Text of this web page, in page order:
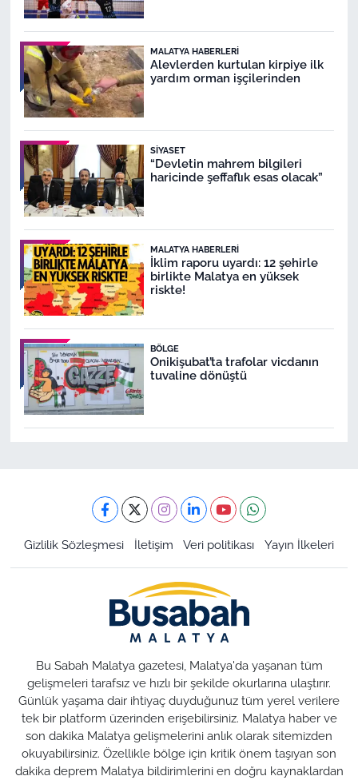
MALATYA HABERLERI
Alevlerden kurtulan kirpiye ilk
yardım orman işçilerinden
SIYASET
“Devletin mahrem bilgileri
haricinde şeffaflık esas olacak”
MALATYA HABERLERI
İklim raporu uyardı: 12 şehirle
birlikte Malatya en yüksek
riskte!
BÖLGE
Onikişubat’ta trafolar vicdanın
tuvaline dönüştü
Gizlilik Sözleşmesi İletişim Veri politikası Yayın İlkeleri
Bu Sabah Malatya gazetesi, Malatya'da yaşanan tüm
gelişmeleri tarafsız ve hızlı bir şekilde okurlarına ulaştırır.
Günlük yaşama dair ihtiyaç duyduğunuz tüm yerel verilere
tek bir platform üzerinden erişebilirsiniz. Malatya haber ve
son dakika Malatya gelişmelerini anlık olarak sitemizden
okuyabilirsiniz. Özellikle bölge için kritik önem taşıyan son
dakika deprem Malatya bildirimlerini en doğru kaynaklardan